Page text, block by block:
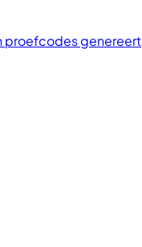
proefcodes genereert